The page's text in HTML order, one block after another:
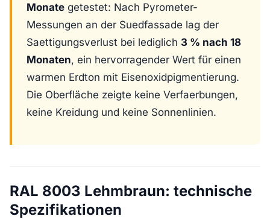
Monate getestet: Nach Pyrometer-
Messungen an der Suedfassade lag der
Saettigungsverlust bei lediglich 3 % nach 18
Monaten, ein hervorragender Wert für einen
warmen Erdton mit Eisenoxidpigmentierung.
Die Oberfläche zeigte keine Verfaerbungen,
keine Kreidung und keine Sonnenlinien.
RAL 8003 Lehmbraun: technische
Spezifikationen